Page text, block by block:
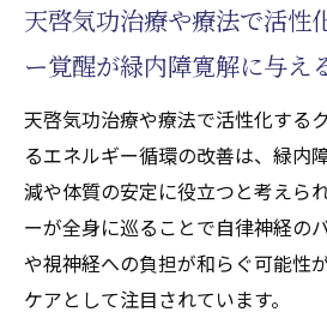
天啓気功治療や療法で活性
ー覚醒が緑内障寛解に与え
天啓気功治療や療法で活性化する
るエネルギー循環の改善は、緑内
減や体質の安定に役立つと考えら
ーが全身に巡ることで自律神経の
や視神経への負担が和らぐ可能性
ケアとして注目されています。